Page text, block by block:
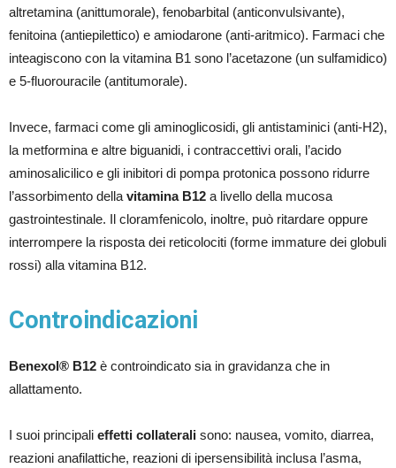
altretamina (anittumorale), fenobarbital (anticonvulsivante),
fenitoina (antiepilettico) e amiodarone (anti-aritmico). Farmaci che
inteagiscono con la vitamina B1 sono l’acetazone (un sulfamidico)
e 5-fluorouracile (antitumorale).
Invece, farmaci come gli aminoglicosidi, gli antistaminici (anti-H2),
la metformina e altre biguanidi, i contraccettivi orali, l’acido
aminosalicilico e gli inibitori di pompa protonica possono ridurre
l’assorbimento della vitamina B12 a livello della mucosa
gastrointestinale. Il cloramfenicolo, inoltre, può ritardare oppure
interrompere la risposta dei reticolociti (forme immature dei globuli
rossi) alla vitamina B12.
Controindicazioni
Benexol® B12 è controindicato sia in gravidanza che in
allattamento.
I suoi principali effetti collaterali sono: nausea, vomito, diarrea,
reazioni anafilattiche, reazioni di ipersensibilità inclusa l’asma,